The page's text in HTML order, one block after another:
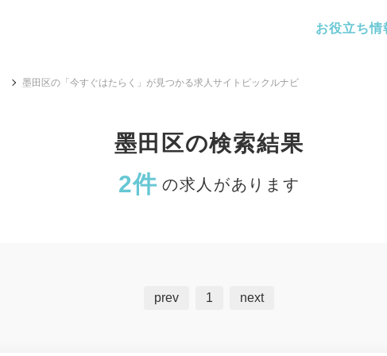
お役立ち情
墨田区の「今すぐはたらく」が見つかる求人サイトピックルナビ
墨田区の検索結果
2件 の求人があります
prev 1 next